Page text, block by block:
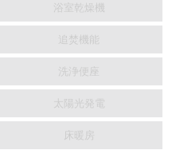
浴室乾燥機
追焚機能
洗浄便座
太陽光発電
床暖房